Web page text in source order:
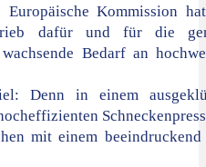
Kommission
dafür und für die
Bedarf an
Denn in einem
mit einem beeindruckend